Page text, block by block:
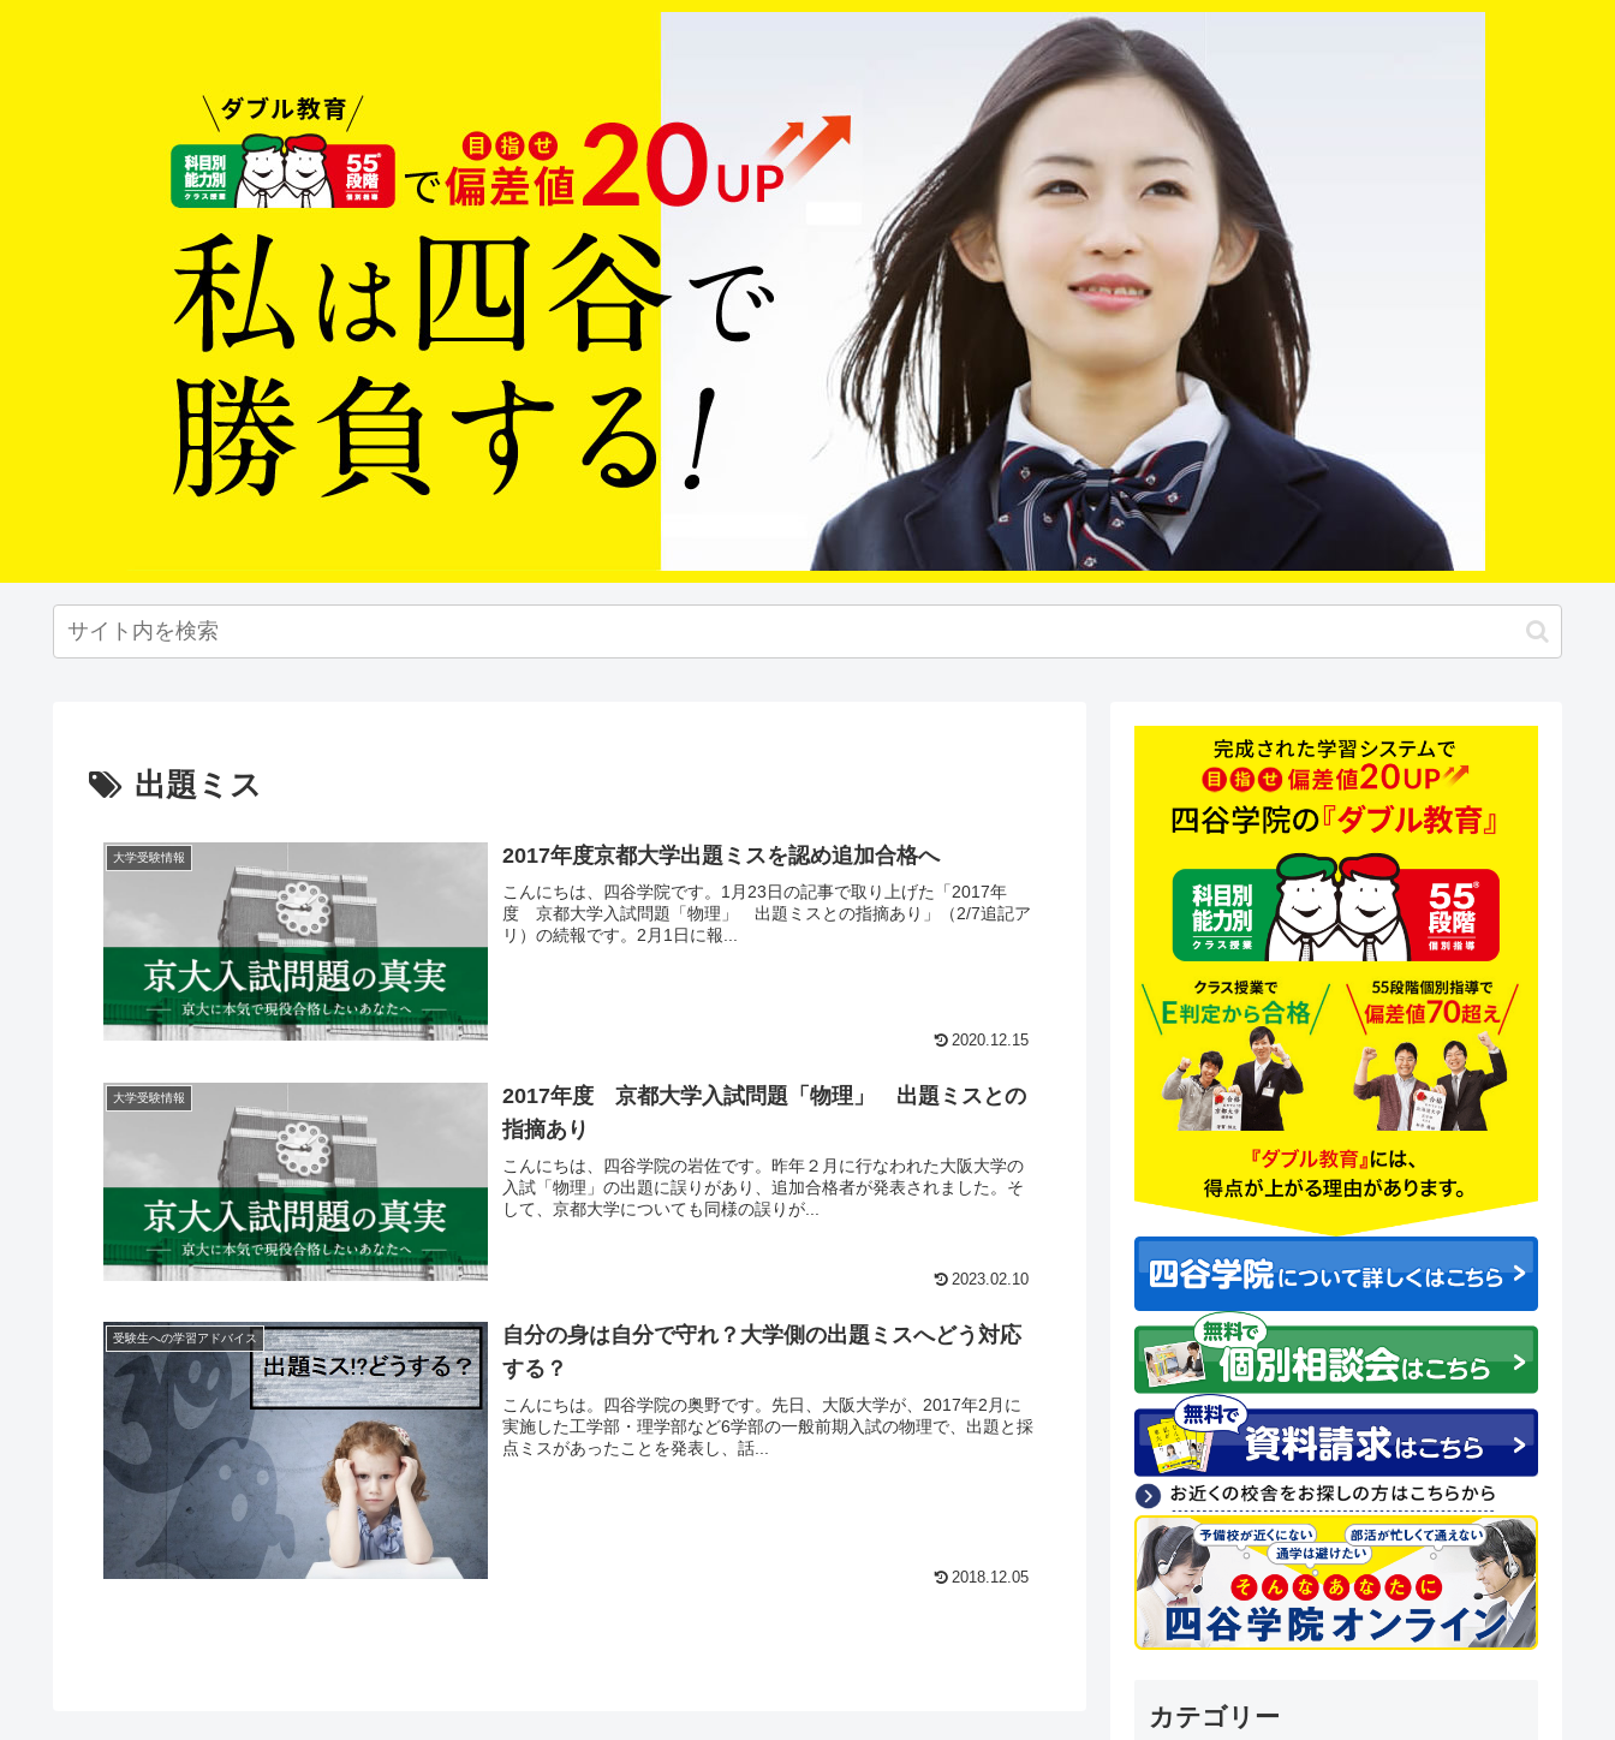
出題ミス
大学受験情報 2017年度京都大学出題ミスを認め追加合格へ
こんにちは、四谷学院です。1月23日の記事で取り上げた「2017年
度 京都大学入試問題「物理」 出題ミスとの指摘あり」（2/7追記ア
リ）の続報です。2月1日に報...
2020.12.15
大学受験情報
2017年度 京都大学入試問題「物理」 出題ミスとの
指摘あり
こんにちは、四谷学院の岩佐です。昨年２月に行なわれた大阪大学の
入試「物理」の出題に誤りがあり、追加合格者が発表されました。そ
して、京都大学についても同様の誤りが...
2023.02.10
受験生への学習アドバイス
自分の身は自分で守れ？大学側の出題ミスへどう対応
する？
こんにちは。四谷学院の奥野です。先日、大阪大学が、2017年2月に
実施した工学部・理学部など6学部の一般前期入試の物理で、出題と採
点ミスがあったことを発表し、話...
2018.12.05
カテゴリー